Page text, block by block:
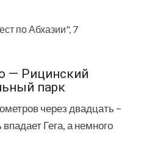
— Рицинский
парк
через двадцать –
Гега, а немного